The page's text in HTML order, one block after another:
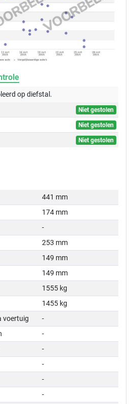
opdiefstal.
Niet gestolen
Niet gestolen
Niet gestolen
441 mm
174 mm
-
253 mm
149 mm
149 mm
1555 kg
1455 kg
voertuig
-
-
-
-
-
-